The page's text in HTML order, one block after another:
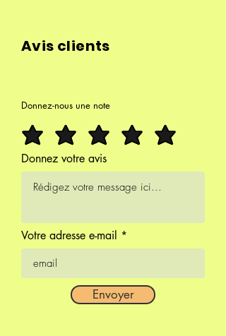
énergies négatives.
Avis clients
Donnez-nous une note
Donnez votre avis
Votre adresse e-mail
Envoyer